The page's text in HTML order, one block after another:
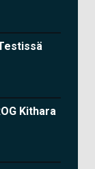
Kithara